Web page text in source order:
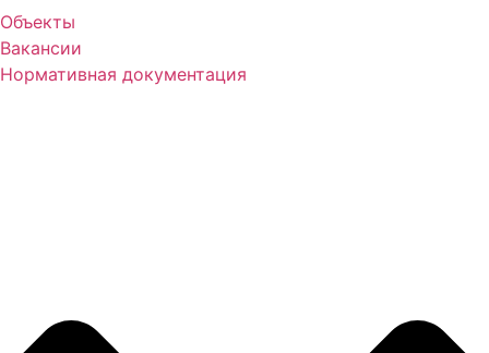
Объекты
Вакансии
Нормативная документация